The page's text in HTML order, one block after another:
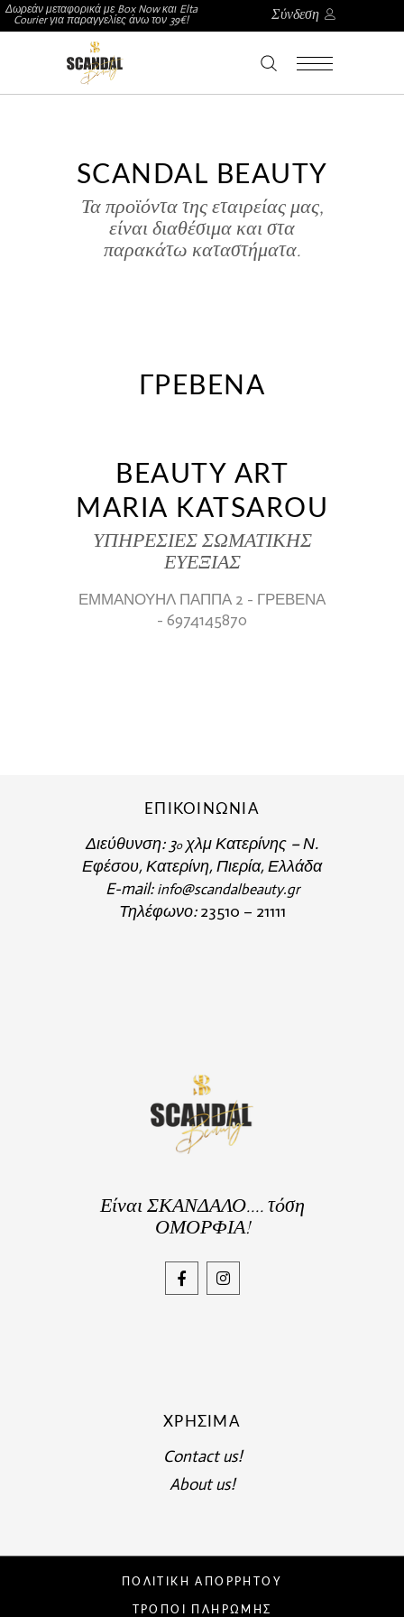
Δωρεάν μεταφορικά με Box Now και Elta
Courier για παραγγελίες άνω τον 39€!
Σύνδεση
SCANDAL BEAUTY
Τα προϊόντα της εταιρείας μας,
είναι διαθέσιμα και στα
παρακάτω καταστήματα.
ΓΡΕΒΕΝΆ
BEAUTY ART
MARIA KATSAROU
ΥΠΗΡΕΣΙΕΣ ΣΩΜΑΤΙΚΗΣ
ΕΥΕΞΙΑΣ
ΕΜΜΑΝΟΥΗΛ ΠΑΠΠΑ 2 - ΓΡΕΒΕΝΑ
- 6974145870
ΕΠΙΚΟΙΝΩΝΙΑ
Διεύθυνση: 3oχλμ Κατερίνης – Ν.
Εφέσου, Κατερίνη, Πιερία, Ελλάδα
E-mail: info@scandalbeauty.gr
Τηλέφωνο:23510 – 21111
Είναι ΣΚΑΝΔΑΛΟ.... τόση
ΟΜΟΡΦΙΑ!
ΧΡΉΣΙΜΑ
Contact us!
About us!
ΠΟΛΙΤΙΚΗ ΑΠΟΡΡΗΤΟΥ
ΤΡΟΠΟΙ ΠΛΗΡΩΜΗΣ